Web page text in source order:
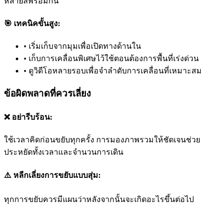
🎯 เทคนิคขั้นสูง:
• เริ่มเก็บจากมุมเพื่อเปิดทางด้านใน
• เก็บการเคลื่อนพิเศษไว้ใช้ตอนต้องการพื้นที่เร่งด่วน
• ดูวิดีโอหลายรอบเพื่อจำลำดับการเคลื่อนที่เหมาะสม
ข้อผิดพลาดที่ควรเลี่ยง
❌ อย่ารีบร้อน:
ใช้เวลาคิดก่อนขยับทุกครั้ง การมองภาพรวมให้ชัดเจนช่วย
ประหยัดทั้งเวลาและจำนวนการเดิน
⚠️ หลีกเลี่ยงการขยับแบบสุ่ม:
ทุกการขยับควรมีแผนว่าหลังจากนั้นจะเกิดอะไรขึ้นต่อไป